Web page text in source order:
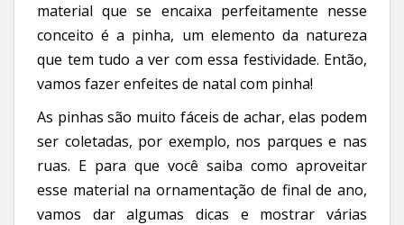
material que se encaixa perfeitamente nesse
conceito é a pinha, um elemento da natureza
que tem tudo a ver com essa festividade. Então,
vamos fazer enfeites de natal com pinha!
As pinhas são muito fáceis de achar, elas podem
ser coletadas, por exemplo, nos parques e nas
ruas. E para que você saiba como aproveitar
esse material na ornamentação de final de ano,
vamos dar algumas dicas e mostrar várias